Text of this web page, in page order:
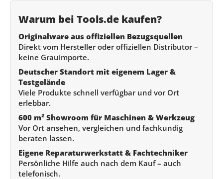
Warum bei Tools.de kaufen?
Originalware aus offiziellen Bezugsquellen
Direkt vom Hersteller oder offiziellen Distributor –
keine Grauimporte.
Deutscher Standort mit eigenem Lager &
Testgelände
Viele Produkte schnell verfügbar und vor Ort
erlebbar.
600 m² Showroom für Maschinen & Werkzeug
Vor Ort ansehen, vergleichen und fachkundig
beraten lassen.
Eigene Reparaturwerkstatt & Fachtechniker
Persönliche Hilfe auch nach dem Kauf – auch
telefonisch.